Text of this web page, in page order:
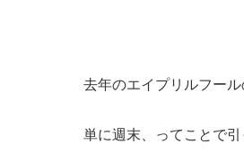
去年のエイプリルフール
単に週末、ってことで引